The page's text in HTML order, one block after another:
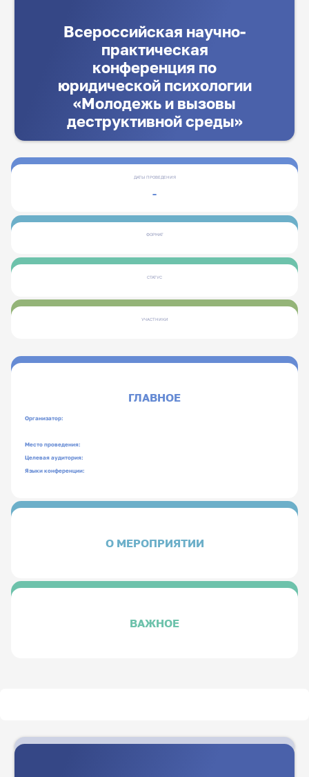
Всероссийская научно-
практическая
конференция по
юридической психологии
«Молодежь и вызовы
деструктивной среды»
ДАТЫ ПРОВЕДЕНИЯ
-
ФОРМАТ
СТАТУС
УЧАСТНИКИ
ГЛАВНОЕ
Организатор:
Место проведения:
Целевая аудитория:
Языки конференции:
О МЕРОПРИЯТИИ
ВАЖНОЕ